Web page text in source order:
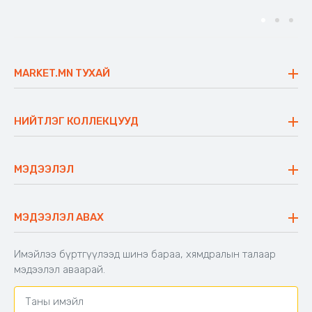
MARKET.MN ТУХАЙ
Үнэт зүйлс
Ажлын байр
Блог
НИЙТЛЭГ КОЛЛЕКЦУУД
Сүүдрэвч
Аяны ширээ
Аяны түшлэгтэй сандал
МЭДЭЭЛЭЛ
Буцаалтын журам
Захиалга шалгах
Хамтран ажиллах
Холбоо барих
МЭДЭЭЛЭЛ АВАХ
Имэйлээ бүртгүүлээд шинэ бараа, хямдралын талаар
мэдээлэл аваарай.